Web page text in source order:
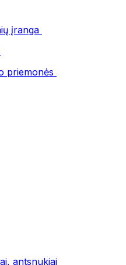
įranga
priemonės
antsnukiai